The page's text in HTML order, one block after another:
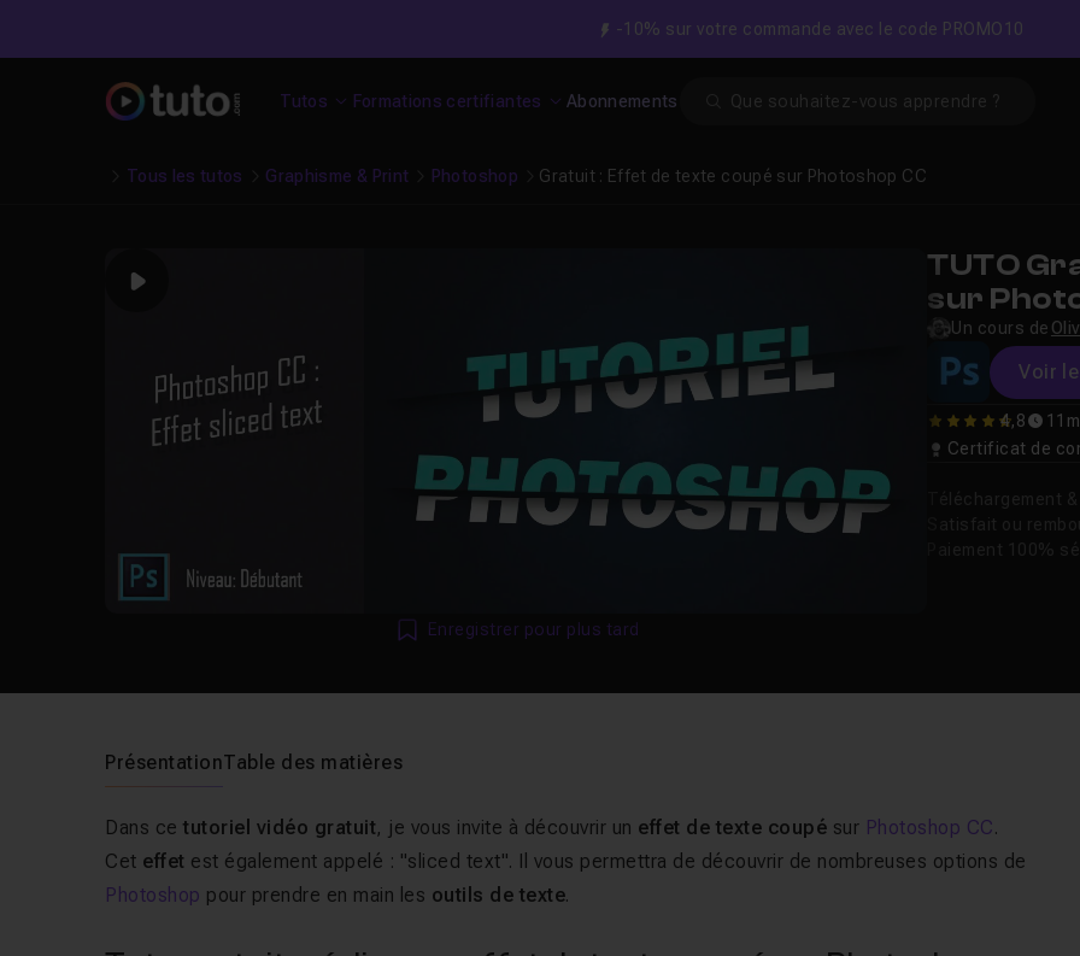
-10% sur votre commande avec le code PROMO10
Tutos Formations certifiantes Abonnements
Tous les tutos Graphisme & Print Photoshop Gratuit : Effet de texte coupé sur Photoshop CC
Play
Enregistrer pour plus tard
TUTO
sur
Un cours de
Voir
4.76 4,8
Certificat de
PrésentationTable des matières
Dans cetutoriel vidéo gratuit, je vous invite à découvrir un effet de texte coupé sur Photoshop CC.
Cet effet est également appelé : "sliced text". Il vous permettra de découvrir de nombreuses options de
Photoshop pour prendre en main les outils de texte.